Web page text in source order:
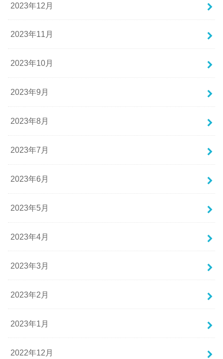
2023年12月
2023年11月
2023年10月
2023年9月
2023年8月
2023年7月
2023年6月
2023年5月
2023年4月
2023年3月
2023年2月
2023年1月
2022年12月